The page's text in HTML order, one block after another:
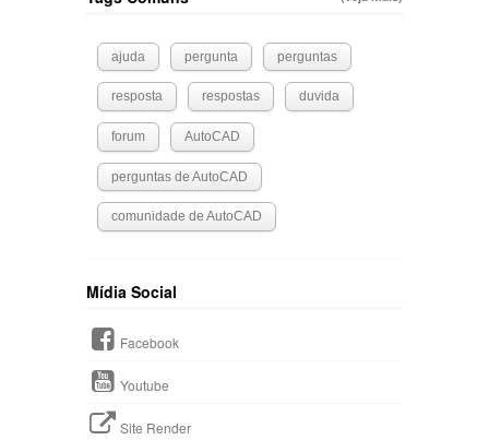
ajuda pergunta perguntas
resposta respostas duvida
forum AutoCAD
perguntas de AutoCAD
comunidade de AutoCAD
Mídia Social
Facebook
Youtube
Site Render